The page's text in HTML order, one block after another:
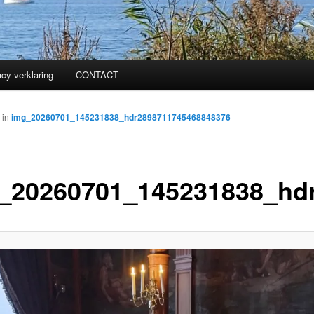
verklaring CONTACT
in img_20260701_145231838_hdr2898711745468848376